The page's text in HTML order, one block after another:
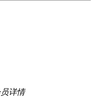
详情